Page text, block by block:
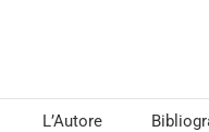
L’Autore